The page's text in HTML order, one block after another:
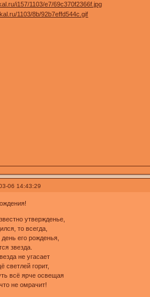
06 14:43:29
утвержденье,
то всегда,
его рожденья,
звезда.
не угасает
светлей горит,
всё ярче освещая
не омрачит!